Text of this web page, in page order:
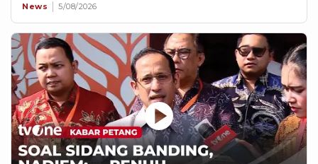
News 5/08/2026